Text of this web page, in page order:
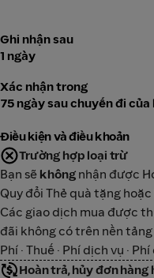
Ghi nhận sau
1 ngày
Xác nhận trong
75 ngày sau chuyến đi của
Điều kiện và điều khoản
Trường hợp loại trừ
Bạn sẽ không nhận được
Quy đổi Thẻ quà tặng
Các giao dịch mua được
đãi không có trên nền
Phí · Thuế · Phí dịch vụ ·
Hoàn trả, hủy đơn hàng